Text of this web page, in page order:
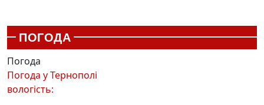
ПОГОДА
Погода
Погода уТернополі
вологість: